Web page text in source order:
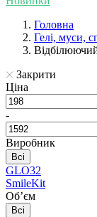
Головна
Гелі, муси,
Закрити
Ціна
-
Виробник
Всі
GLO32
SmileKit
Обʼєм
Всі